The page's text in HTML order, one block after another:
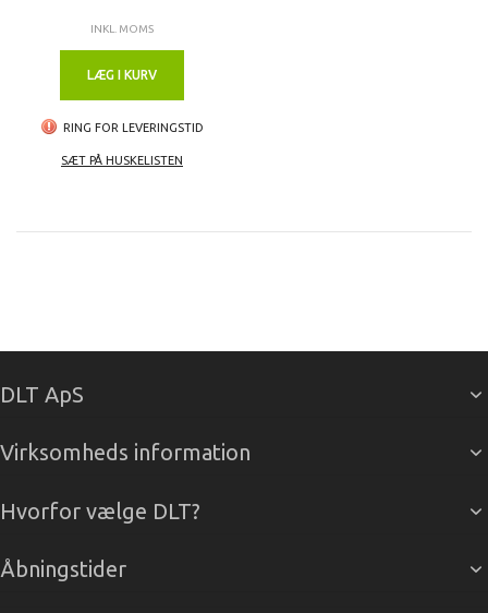
INKL. MOMS
LÆG I KURV
RING FOR LEVERINGSTID
SÆT PÅ HUSKELISTEN
DLT ApS
Virksomheds information
Hvorfor vælge DLT?
Åbningstider